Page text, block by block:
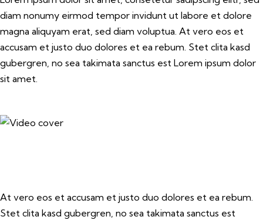
diam nonumy eirmod tempor invidunt ut labore et dolore
magna aliquyam erat, sed diam voluptua. At vero eos et
accusam et justo duo dolores et ea rebum. Stet clita kasd
gubergren, no sea takimata sanctus est Lorem ipsum dolor
sit amet.
At vero eos et accusam et justo duo dolores et ea rebum.
Stet clita kasd gubergren, no sea takimata sanctus est